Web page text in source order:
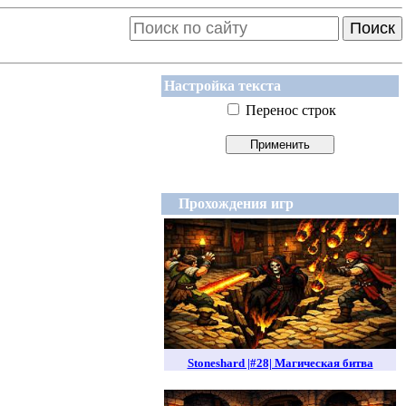
Поиск
Настройка текста
Перенос строк
Прохождения игр
Stoneshard |#28| Магическая битва